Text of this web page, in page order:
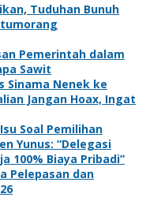
Tuduhan Bunuh
Pemerintah dalam
Sawit
Sinama Nenek ke
Jangan Hoax, Ingat
Soal Pemilihan
Yunus: “Delegasi
100% Biaya Pribadi”
Pelepasan dan